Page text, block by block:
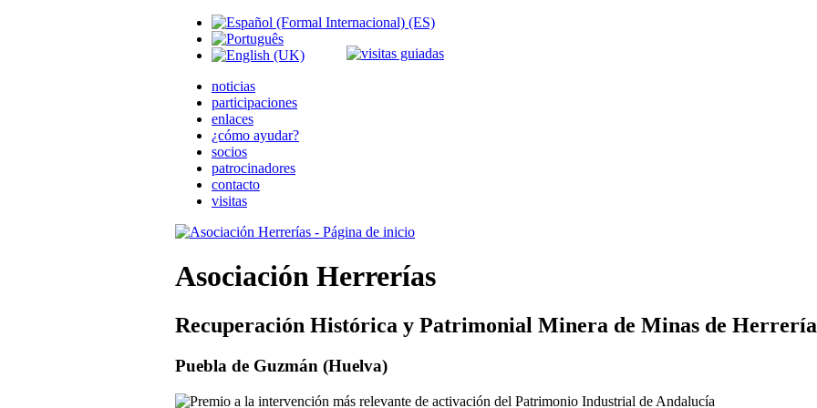
noticias
participaciones
enlaces
¿cómo ayudar?
socios
patrocinadores
contacto
visitas
Asociación Herrerías
Recuperación Histórica y Patrimonial Minera de Minas de
Puebla de Guzmán (Huelva)